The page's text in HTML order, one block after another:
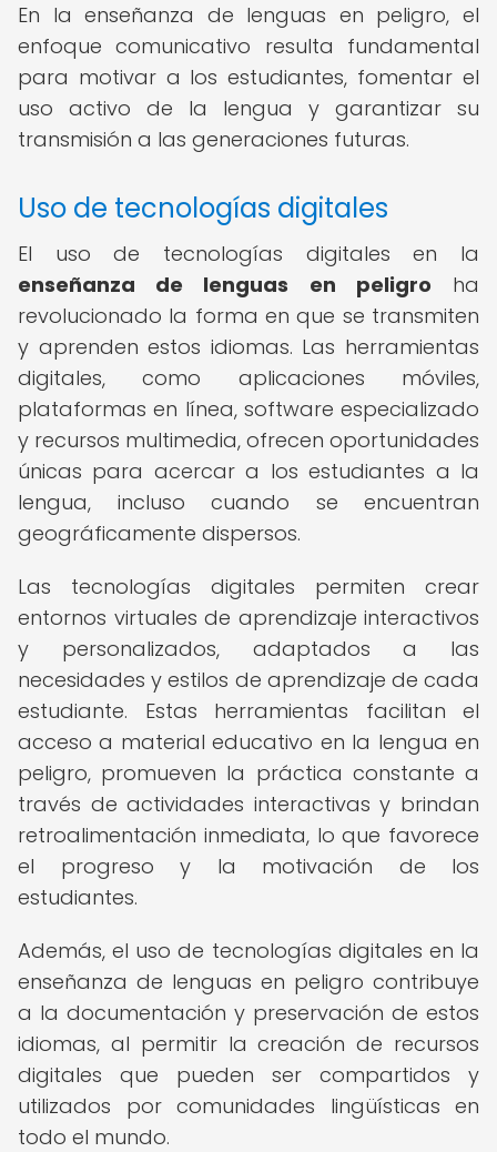
En la enseñanza de lenguas en peligro, el
enfoque comunicativo resulta fundamental
para motivar a los estudiantes, fomentar el
uso activo de la lengua y garantizar su
transmisión a las generaciones futuras.
Uso de tecnologías digitales
El uso de tecnologías digitales en la
enseñanza de lenguas en peligro ha
revolucionado la forma en que se transmiten
y aprenden estos idiomas. Las herramientas
digitales, como aplicaciones móviles,
plataformas en línea, software especializado
y recursos multimedia, ofrecen oportunidades
únicas para acercar a los estudiantes a la
lengua, incluso cuando se encuentran
geográficamente dispersos.
Las tecnologías digitales permiten crear
entornos virtuales de aprendizaje interactivos
y personalizados, adaptados a las
necesidades y estilos de aprendizaje de cada
estudiante. Estas herramientas facilitan el
acceso a material educativo en la lengua en
peligro, promueven la práctica constante a
través de actividades interactivas y brindan
retroalimentación inmediata, lo que favorece
el progreso y la motivación de los
estudiantes.
Además, el uso de tecnologías digitales en la
enseñanza de lenguas en peligro contribuye
a la documentación y preservación de estos
idiomas, al permitir la creación de recursos
digitales que pueden ser compartidos y
utilizados por comunidades lingüísticas en
todo el mundo.